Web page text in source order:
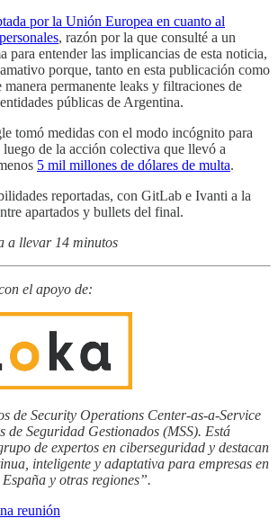
por la Unión Europea en cuanto al
, razón por la que consulté a un
para entender las implicancias de esta noticia,
porque, tanto en esta publicación como
permanente leaks y filtraciones de
públicas de Argentina.
tomó medidas con el modo incógnito para
luego de la acción colectiva que llevó a
5 mil millones de dólares de multa.
reportadas, con GitLab e Ivanti a la
apartados y bullets del final.
a llevar 14 minutos
el apoyo de:
de Security Operations Center-as-a-Service
de Seguridad Gestionados (MSS). Está
de expertos en ciberseguridad y destacan
inteligente y adaptativa para empresas en
y otras regiones”.
reunión